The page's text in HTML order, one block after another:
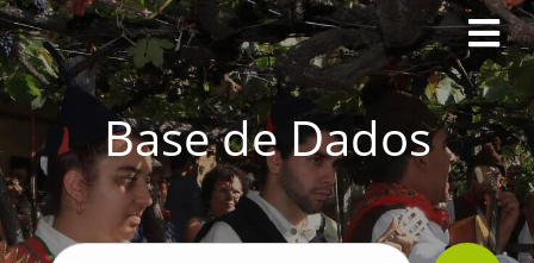
Base de Dados